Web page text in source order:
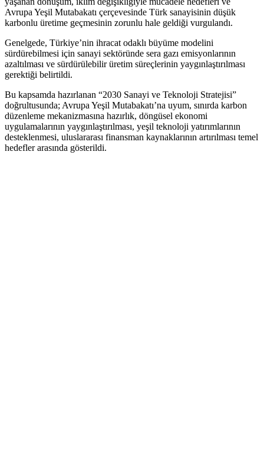
Avrupa Yeşil Mutabakatı çerçevesinde Türk sanayisinin düşük
karbonlu üretime geçmesinin zorunlu hale geldiği vurgulandı.
Genelgede, Türkiye’nin ihracat odaklı büyüme modelini
sürdürebilmesi için sanayi sektöründe sera gazı emisyonlarının
azaltılması ve sürdürülebilir üretim süreçlerinin yaygınlaştırılması
gerektiği belirtildi.
Bu kapsamda hazırlanan “2030 Sanayi ve Teknoloji Stratejisi”
doğrultusunda; Avrupa Yeşil Mutabakatı’na uyum, sınırda karbon
düzenleme mekanizmasına hazırlık, döngüsel ekonomi
uygulamalarının yaygınlaştırılması, yeşil teknoloji yatırımlarının
desteklenmesi, uluslararası finansman kaynaklarının artırılması temel
hedefler arasında gösterildi.